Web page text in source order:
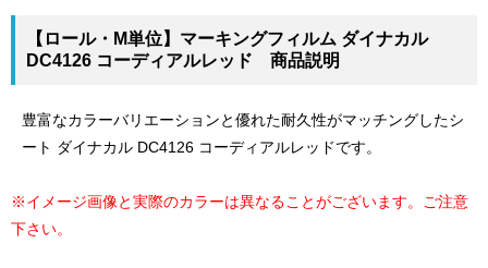
【ロール・M単位】マーキングフィルム ダイナカル
DC4126 コーディアルレッド 商品説明
豊富なカラーバリエーションと優れた耐久性がマッチングしたシ
ート ダイナカル DC4126 コーディアルレッドです。
※イメージ画像と実際のカラーは異なることがございます。ご注意
下さい。